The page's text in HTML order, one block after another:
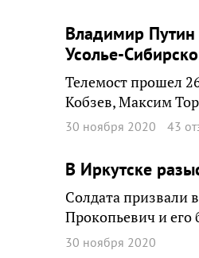
Владимир
Усолье-
Телемост прошел
Кобзев, Максим
30 ноября 2020 43
В Иркутске
Солдата призвали
Прокопьевич и
30 ноября 2020